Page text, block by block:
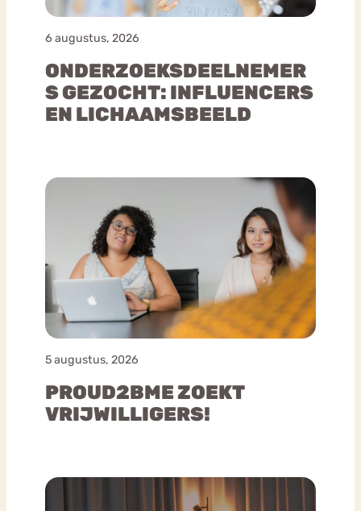
6 augustus, 2026
ONDERZOEKSDEELNEMER
S GEZOCHT: INFLUENCERS
EN LICHAAMSBEELD
5 augustus, 2026
PROUD2BME ZOEKT
VRIJWILLIGERS!